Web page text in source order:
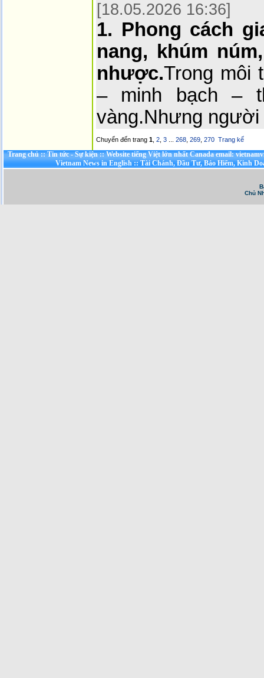
[18.05.2026 16:36]
1. Phong cách
nang, khúm
nhược.Trong môi
– minh bạch –
vàng.Nhưng
Chuyển đến trang 1 2 3 268 269 270 Trang kế
Trang chủ::Tin tức - Sự kiện::Website tiếng Việt lớn nhất Canada email:
Vietnam News in English::Tài Chánh, Đầu Tư, Bảo Hiểm, Kinh
Chủ